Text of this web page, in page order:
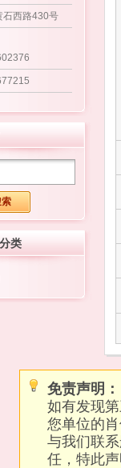
石西路430号
类
免责声明：
如有发现
您单位的
与我们联
任，特此